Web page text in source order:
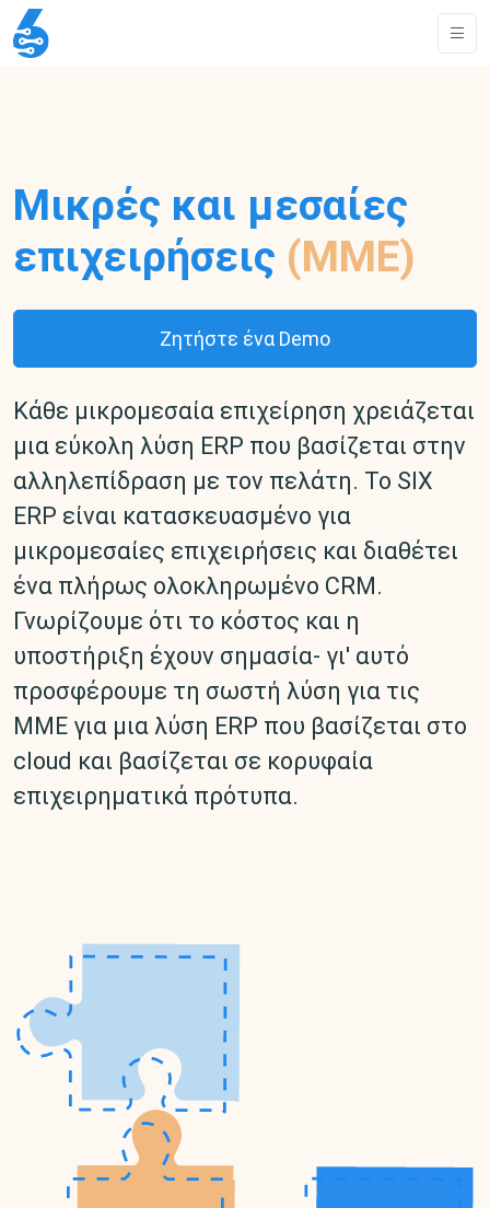
Μικρές και μεσαίες
επιχειρήσεις (ΜΜΕ)
Ζητήστε ένα Demo
Κάθε μικρομεσαία επιχείρηση χρειάζεται
μια εύκολη λύση ERP που βασίζεται στην
αλληλεπίδραση με τον πελάτη. Το SIX
ERP είναι κατασκευασμένο για
μικρομεσαίες επιχειρήσεις και διαθέτει
ένα πλήρως ολοκληρωμένο CRM.
Γνωρίζουμε ότι το κόστος και η
υποστήριξη έχουν σημασία- γι' αυτό
προσφέρουμε τη σωστή λύση για τις
ΜΜΕ για μια λύση ERP που βασίζεται στο
cloud και βασίζεται σε κορυφαία
επιχειρηματικά πρότυπα.